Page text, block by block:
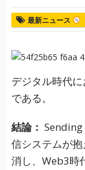
最新ニュース
デジタル時代
である。
結論：
信システムが
消し、Web3時